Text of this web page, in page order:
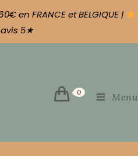
en FRANCE et BELGIQUE |
5★
0 Menu